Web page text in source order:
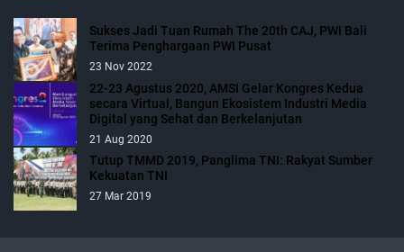
Sukses Jadi Tuan Rumah The 20th CAJ, PWI Bali
Terima Penghargaan PWI Pusat
23 Nov 2022
22-23 Agustus 2020, AMSI Gelar Kongres Kedua
secara Virtual, Bangun Ekosistem Industri Media
Digital yang Sehat dan Berkelanjutan
21 Aug 2020
Tutup TMMD 2019, Panglima TNI: Rakyat Sumber
Kekuatan TNI
27 Mar 2019